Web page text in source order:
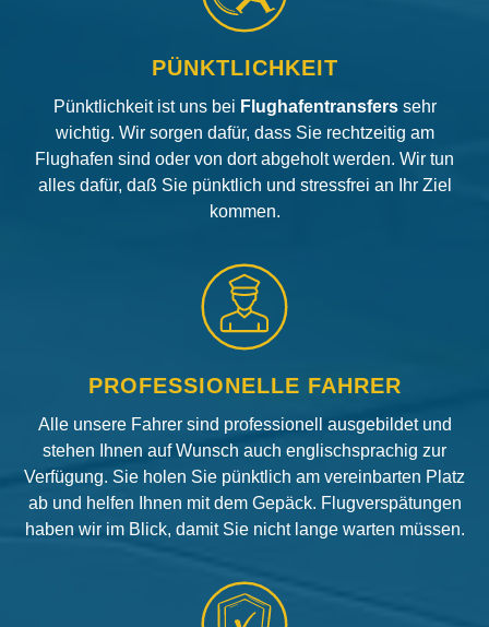
PÜNKTLICHKEIT
Pünktlichkeit ist uns bei Flughafentransfers sehr
wichtig. Wir sorgen dafür, dass Sie rechtzeitig am
Flughafen sind oder von dort abgeholt werden. Wir tun
alles dafür, daß Sie pünktlich und stressfrei an Ihr Ziel
kommen.
PROFESSIONELLE FAHRER
Alle unsere Fahrer sind professionell ausgebildet und
stehen Ihnen auf Wunsch auch englischsprachig zur
Verfügung. Sie holen Sie pünktlich am vereinbarten Platz
ab und helfen Ihnen mit dem Gepäck. Flugverspätungen
haben wir im Blick, damit Sie nicht lange warten müssen.